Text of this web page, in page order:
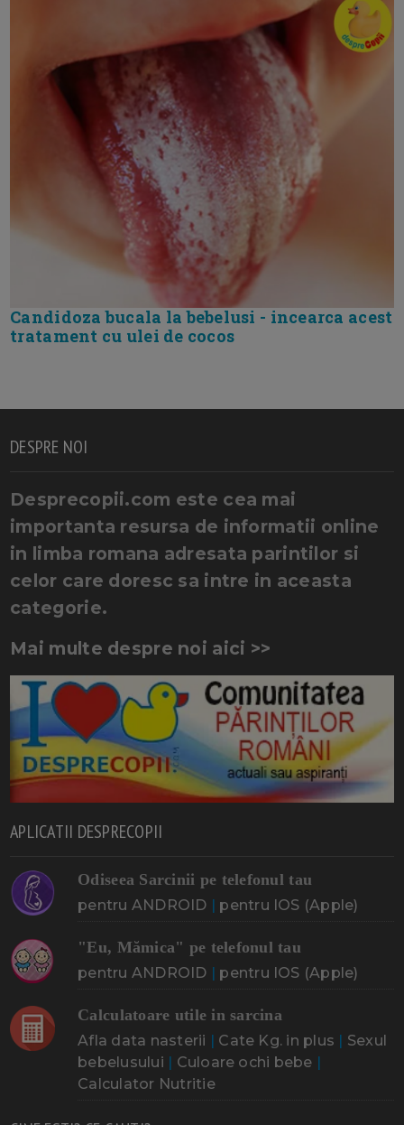
Candidoza bucala la bebelusi - incearca acest
tratament cu ulei de cocos
DESPRE NOI
Desprecopii.com este cea mai
importanta resursa de informatii online
in limba romana adresata parintilor si
celor care doresc sa intre in aceasta
categorie.
Mai multe despre noi aici >>
APLICATII DESPRECOPII
Odiseea Sarcinii pe telefonul tau
pentru ANDROID | pentru IOS (Apple)
"Eu, Mămica" pe telefonul tau
pentru ANDROID | pentru IOS (Apple)
Calculatoare utile in sarcina
Afla data nasterii | Cate Kg. in plus | Sexul
bebelusului | Culoare ochi bebe |
Calculator Nutritie